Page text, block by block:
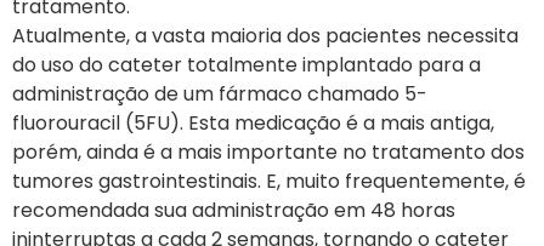
tratamento.
Atualmente, a vasta maioria dos pacientes necessita
do uso do cateter totalmente implantado para a
administração de um fármaco chamado 5-
fluorouracil (5FU). Esta medicação é a mais antiga,
porém, ainda é a mais importante no tratamento dos
tumores gastrointestinais. E, muito frequentemente, é
recomendada sua administração em 48 horas
ininterruptas a cada 2 semanas, tornando o cateter